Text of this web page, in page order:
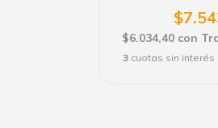
$6.034,40 con
3 cuotas sin interés